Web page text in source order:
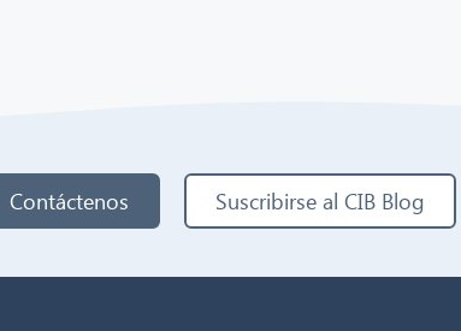
Contáctenos Suscribirse al CIB Blog